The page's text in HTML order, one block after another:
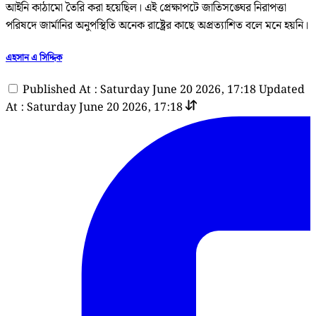
আইনি কাঠামো তৈরি করা হয়েছিল। এই প্রেক্ষাপটে জাতিসঙ্ঘের নিরাপত্তা
পরিষদে জার্মানির অনুপস্থিতি অনেক রাষ্ট্রের কাছে অপ্রত্যাশিত বলে মনে হয়নি।
এহসান এ সিদ্দিক
Published At : Saturday June 20 2026, 17:18Updated
At : Saturday June 20 2026, 17:18